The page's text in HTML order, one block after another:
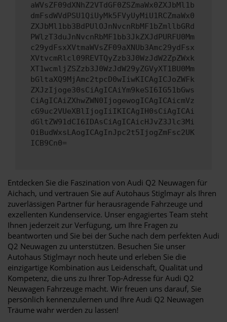
aWVsZF09dXNhZ2VTdGF0ZSZmaWx0ZXJbMl1b
dmFsdWVdPSU1QiUyMk5FVyUyMiU1RCZmaWx0
ZXJbMl1bb3BdPUlOJnNvcnRbMF1bZmllbGRd
PWlzT3duJnNvcnRbMF1bb3JkZXJdPURFU0Mm
c29ydFsxXVtmaWVsZF09aXNUb3Amc29ydFsx
XVtvcmRlcl09REVTQyZzb3J0WzJdW2ZpZWxk
XT1wcmljZSZzb3J0WzJdW29yZGVyXT1BU0Mm
bGltaXQ9MjAmc2tpcD0wIiwKICAgICJoZWFk
ZXJzIjoge30sCiAgICAiYm9keSI6IG51bGws
CiAgICAiZXhwZWN0IjogewogICAgICAicmVz
cG9uc2VUeXBlIjogIiIKICAgIH0sCiAgICAi
dGltZW91dCI6IDAsCiAgICAicHJvZ3Jlc3Mi
OiBudWxsLAogICAgInJpc2t5IjogZmFsc2UK
ICB9Cn0=
Entdecken Sie die Faszination von Audi Q2 Neuwagen für
Aichach, und vertrauen Sie auf Autohaus Stiglmayr als Ihren
zuverlässigen Partner für herausragende Fahrzeuge und
exzellenten Kundenservice. Unser engagiertes Team steht
Ihnen jederzeit zur Verfügung, um Ihre Fragen zu
beantworten und Sie bei der Suche nach dem perfekten Audi
Q2 Neuwagen zu unterstützen. Besuchen Sie unser
Autohaus Stiglmayr noch heute und erleben Sie die
einzigartige Kombination aus Leidenschaft, Qualität und
Kompetenz, die uns zu Ihrer Top-Adresse für Audi Q2
Neuwagen Fahrzeuge macht. Wir freuen uns darauf, Sie
persönlich kennenzulernen und Ihre Audi Q2 Neuwagen
Träume wahr werden zu lassen!